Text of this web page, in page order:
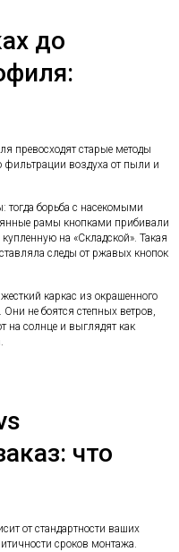
до
превосходят старые методы
фильтрации воздуха от пыли и
тогда борьба с насекомыми
рамы кнопками прибивали
на «Складской». Такая
следы от ржавых кнопок
каркас из окрашенного
не боятся степных ветров,
на солнце и выглядят как
что
от стандартности ваших
сроков монтажа.